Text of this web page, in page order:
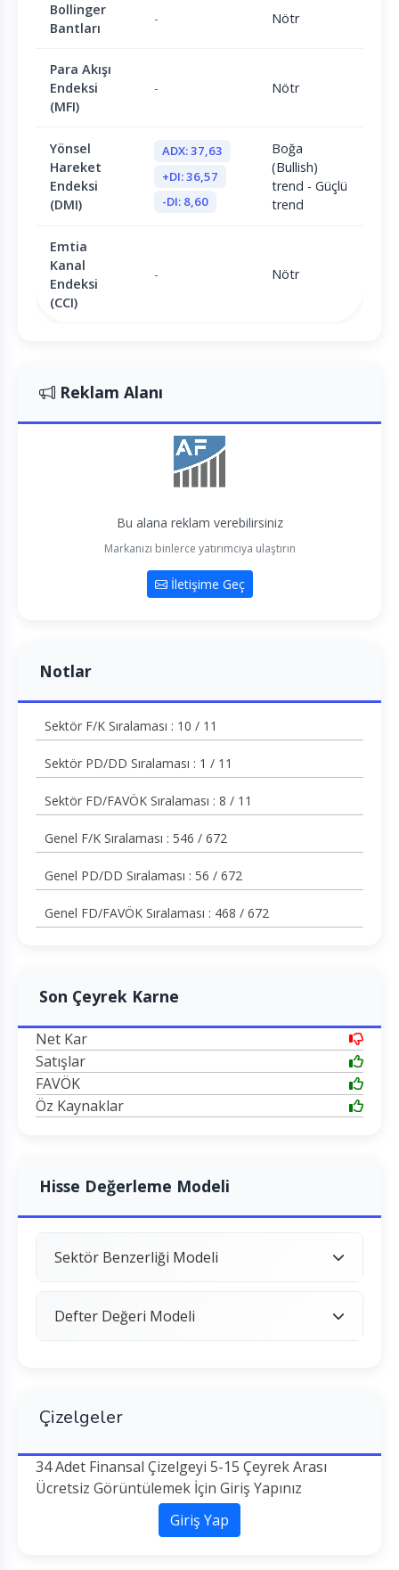
Bollinger
Bantları
- Nötr
Para Akışı
Endeksi
(MFI)
- Nötr
Yönsel
Hareket
Endeksi
(DMI)
ADX: 37,63
+DI: 36,57
-DI: 8,60
Boğa
(Bullish)
trend - Güçlü
trend
Emtia
Kanal
Endeksi
(CCI)
- Nötr
Reklam Alanı
Bu alana reklam verebilirsiniz
Markanızı binlerce yatırımcıya ulaştırın
İletişime Geç
Notlar
Sektör F/K Sıralaması : 10 / 11
Sektör PD/DD Sıralaması : 1 / 11
Sektör FD/FAVÖK Sıralaması : 8 / 11
Genel F/K Sıralaması : 546 / 672
Genel PD/DD Sıralaması : 56 / 672
Genel FD/FAVÖK Sıralaması : 468 / 672
Son Çeyrek Karne
Net Kar
Satışlar
FAVÖK
Öz Kaynaklar
Hisse Değerleme Modeli
Sektör Benzerliği Modeli
Defter Değeri Modeli
Çizelgeler
34 Adet Finansal Çizelgeyi 5-15 Çeyrek Arası
Ücretsiz Görüntülemek İçin Giriş Yapınız
Giriş Yap